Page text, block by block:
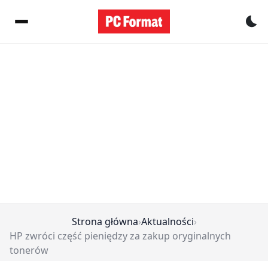
Strona główna›Aktualności›
HP zwróci część pieniędzy za zakup oryginalnych
tonerów